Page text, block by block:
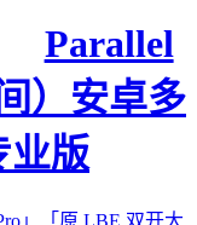
Parallel
）安卓多
业版
」「原 LBE 双开大